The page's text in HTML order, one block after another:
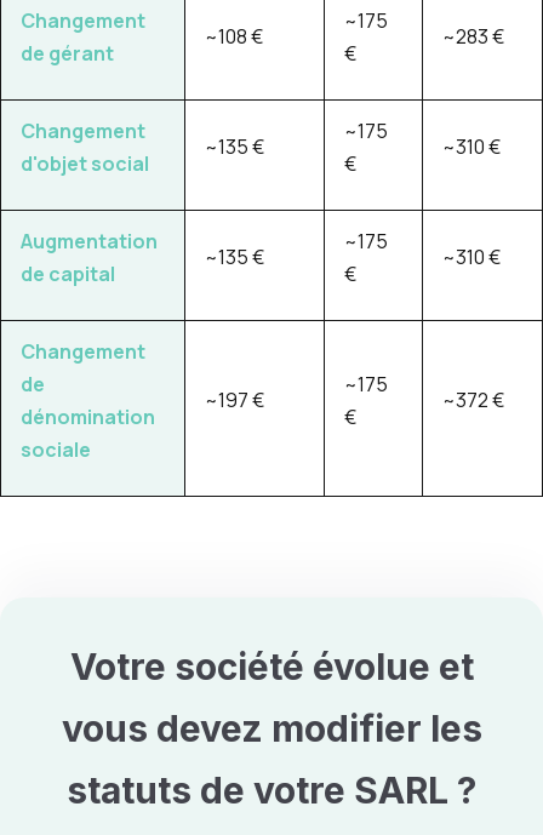
Changement
de gérant
~108 €
~175
€
~283 €
Changement
d'objet social
~135 €
~175
€
~310 €
Augmentation
de capital
~135 €
~175
€
~310 €
Changement
de
dénomination
sociale
~197 €
~175
€
~372 €
Votre société évolue et
vous devez modifier les
statuts de votre SARL ?